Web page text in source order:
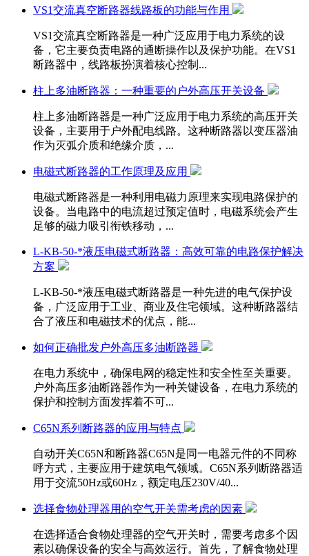
VS1交流真空断路器线路板的功能与作用
VS1交流真空断路器是一种广泛应用于电力系统的设
备，它主要负责电路的通断操作以及保护功能。在VS1
断路器中，线路板扮演着核心控制...
柱上多油断路器：一种重要的户外高压开关设备
柱上多油断路器是一种广泛应用于电力系统的高压开关
设备，主要用于户外配电线路。这种断路器以变压器油
作为灭弧介质和绝缘介质，...
电磁式断路器的工作原理及应用
电磁式断路器是一种利用电磁力原理来实现电路保护的
设备。当电路中的电流超过预定值时，电磁系统会产生
足够的磁力吸引衔铁移动，...
L-KB-50-*液压电磁式断路器：高效可靠的电路保护解决
方案
L-KB-50-*液压电磁式断路器是一种先进的电气保护设
备，广泛应用于工业、商业及住宅领域。这种断路器结
合了液压和电磁技术的优点，能...
如何正确批发户外高压多油断路器
在电力系统中，确保电网的稳定性和安全性至关重要。
户外高压多油断路器作为一种关键设备，在电力系统的
保护和控制方面发挥着不可...
C65N系列断路器的应用与特点
自动开关C65N和断路器C65N是同一电器元件的不同称
呼方式，主要应用于建筑电气领域。C65N系列断路器适
用于交流50Hz或60Hz，额定电压230V/40...
选择食物处理器用的空气开关需考虑的因素
在选择适合食物处理器的空气开关时，需要考虑多个因
素以确保设备的安全与高效运行。首先，了解食物处理